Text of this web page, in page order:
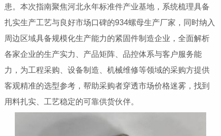
患。本次指南聚焦河北永年标准件产业基地，系统梳理具备
扎实生产工艺与良好市场口碑的934螺母生产厂家，同时纳入
周边区域具备规模化生产能力的紧固件制造企业，全面解析
各家企业的生产实力、产品矩阵、品控体系与客户服务能
力，为工程采购、设备制造、机械维修等领域的采购方提供
客观精准的选型参考，帮助采购者穿透市场价格迷雾，找到
用料扎实、工艺稳定的可靠供货伙伴。